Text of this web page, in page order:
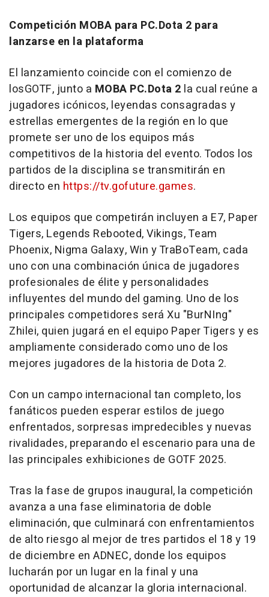
Competición MOBA para PC.Dota 2 para
lanzarse en la plataforma
El lanzamiento coincide con el comienzo de
losGOTF, junto a MOBA PC.Dota 2 la cual reúne a
jugadores icónicos, leyendas consagradas y
estrellas emergentes de la región en lo que
promete ser uno de los equipos más
competitivos de la historia del evento. Todos los
partidos de la disciplina se transmitirán en
directo en https://tv.gofuture.games.
Los equipos que competirán incluyen a E7, Paper
Tigers, Legends Rebooted, Vikings, Team
Phoenix, Nigma Galaxy, Win y TraBoTeam, cada
uno con una combinación única de jugadores
profesionales de élite y personalidades
influyentes del mundo del gaming. Uno de los
principales competidores será Xu "BurNIng"
Zhilei, quien jugará en el equipo Paper Tigers y es
ampliamente considerado como uno de los
mejores jugadores de la historia de Dota 2.
Con un campo internacional tan completo, los
fanáticos pueden esperar estilos de juego
enfrentados, sorpresas impredecibles y nuevas
rivalidades, preparando el escenario para una de
las principales exhibiciones de GOTF 2025.
Tras la fase de grupos inaugural, la competición
avanza a una fase eliminatoria de doble
eliminación, que culminará con enfrentamientos
de alto riesgo al mejor de tres partidos el 18 y 19
de diciembre en ADNEC, donde los equipos
lucharán por un lugar en la final y una
oportunidad de alcanzar la gloria internacional.